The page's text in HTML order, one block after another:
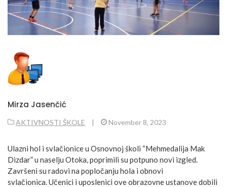
Mirza Jasenčić
AKTIVNOSTI ŠKOLE | November 8, 2023
Ulazni hol i svlačionice u Osnovnoj školi “Mehmedalija Mak
Dizdar” u naselju Otoka, poprimili su potpuno novi izgled.
Završeni su radovi na popločanju hola i obnovi
svlačionica. Učenici i uposlenici ove obrazovne ustanove dobili